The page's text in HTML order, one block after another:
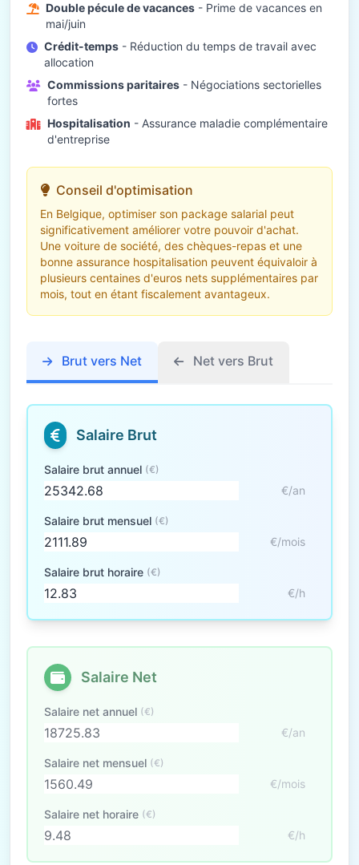
Double pécule de vacances - Prime de vacances en
mai/juin
Crédit-temps - Réduction du temps de travail avec
allocation
Commissions paritaires - Négociations sectorielles
fortes
Hospitalisation - Assurance maladie complémentaire
d'entreprise
Conseil d'optimisation
En Belgique, optimiser son package salarial peut
significativement améliorer votre pouvoir d'achat.
Une voiture de société, des chèques-repas et une
bonne assurance hospitalisation peuvent équivaloir à
plusieurs centaines d'euros nets supplémentaires par
mois, tout en étant fiscalement avantageux.
Brut vers Net Net vers Brut
Salaire Brut
Salaire brut annuel (€)
€/an
Salaire brut mensuel (€)
€/mois
Salaire brut horaire (€)
€/h
Salaire Net
Salaire net annuel (€)
€/an
Salaire net mensuel (€)
€/mois
Salaire net horaire (€)
€/h